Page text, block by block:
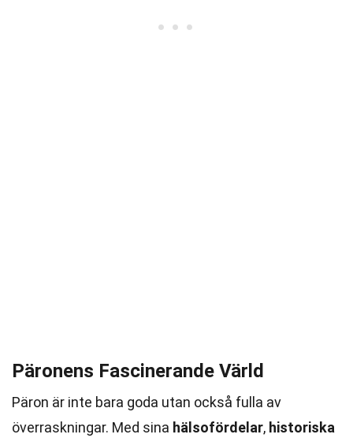
Päronens Fascinerande Värld
Päron är inte bara goda utan också fulla av
överraskningar. Med sina hälsofördelar, historiska